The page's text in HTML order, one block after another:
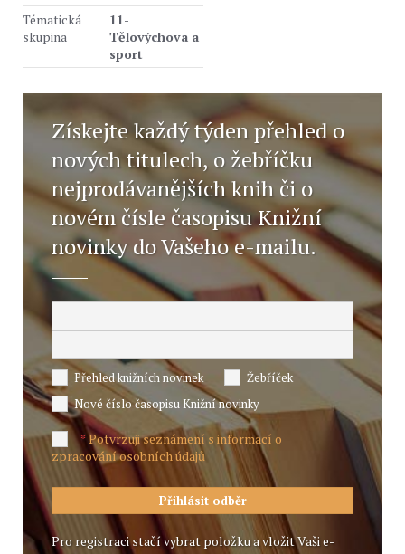
Tématická
skupina
11-
Tělovýchova a
sport
Získejte každý týden přehled o
nových titulech, o žebříčku
nejprodávanějších knih či o
novém čísle časopisu Knižní
novinky do Vašeho e-mailu.
Přehled knižních novinek
Žebříček
Nové číslo časopisu Knižní novinky
*Potvrzuji seznámení s informací o
zpracování osobních údajů
Pro registraci stačí vybrat položku a vložit Vaši e-